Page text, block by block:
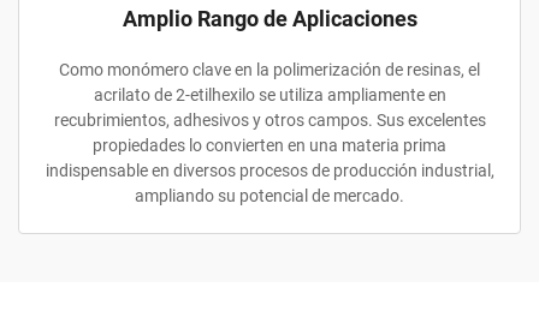
Amplio Rango de Aplicaciones
Como monómero clave en la polimerización de resinas, el
acrilato de 2-etilhexilo se utiliza ampliamente en
recubrimientos, adhesivos y otros campos. Sus excelentes
propiedades lo convierten en una materia prima
indispensable en diversos procesos de producción industrial,
ampliando su potencial de mercado.